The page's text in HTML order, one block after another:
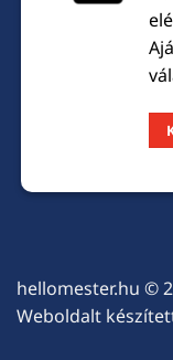
hellomester.hu ©
Weboldalt